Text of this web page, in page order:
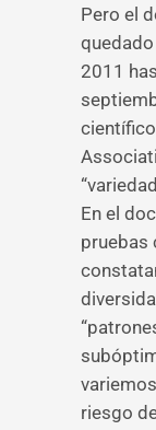
Pero el
2011
En el
pruebas
riesgo